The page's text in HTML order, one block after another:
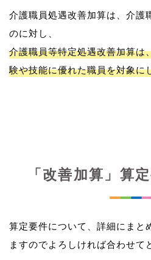
介護職員処遇改善加算は、介護
介護職員等特定処遇改善加算は
験や技能に優れた職員を対象に
「改善加算」算
算定要件について、詳細にまと
ますのでよろしければ合わせて